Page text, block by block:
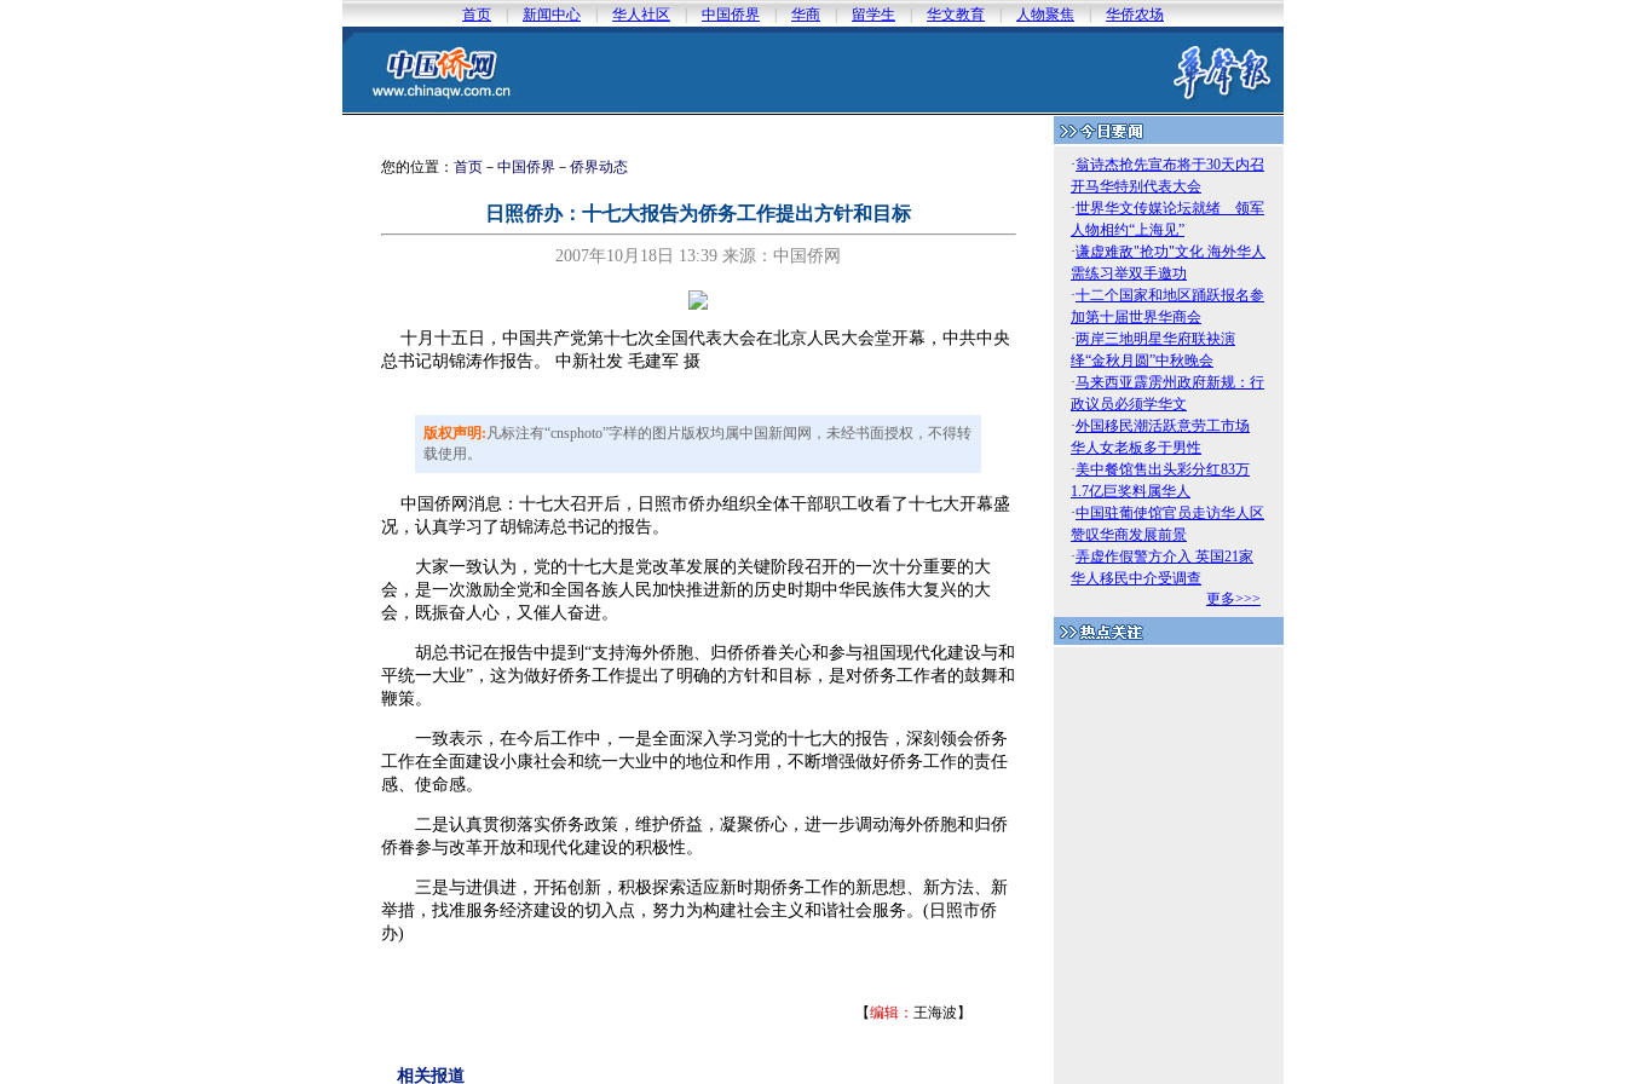
首页|新闻中心|华人社区|中国侨界|华商|留学生|华文教育|人物聚焦|华侨农场
您的位置： 首页－ 中国侨界－ 侨界动态
日照侨办：十七大报告为侨务工作提出方针和目标
2007年10月18日 13:39 来源：中国侨网
十月十五日，中国共产党第十七次全国代表大会在北京人民大会堂开幕，中共中央
总书记胡锦涛作报告。 中新社发 毛建军 摄
版权声明: 凡标注有“cnsphoto”字样的图片版权均属中国新闻网，未经书面授权，不得转
载使用。
中国侨网消息：十七大召开后，日照市侨办组织全体干部职工收看了十七大开幕盛
况，认真学习了胡锦涛总书记的报告。
大家一致认为，党的十七大是党改革发展的关键阶段召开的一次十分重要的大
会，是一次激励全党和全国各族人民加快推进新的历史时期中华民族伟大复兴的大
会，既振奋人心，又催人奋进。
胡总书记在报告中提到“支持海外侨胞、归侨侨眷关心和参与祖国现代化建设与和
平统一大业”，这为做好侨务工作提出了明确的方针和目标，是对侨务工作者的鼓舞和
鞭策。
一致表示，在今后工作中，一是全面深入学习党的十七大的报告，深刻领会侨务
工作在全面建设小康社会和统一大业中的地位和作用，不断增强做好侨务工作的责任
感、使命感。
二是认真贯彻落实侨务政策，维护侨益，凝聚侨心，进一步调动海外侨胞和归侨
侨眷参与改革开放和现代化建设的积极性。
三是与进俱进，开拓创新，积极探索适应新时期侨务工作的新思想、新方法、新
举措，找准服务经济建设的切入点，努力为构建社会主义和谐社会服务。(日照市侨
办)
【编辑： 王海波】
相关报道
·翁诗杰抢先宣布将于30天内召
开马华特别代表大会
·世界华文传媒论坛就绪 领军
人物相约“上海见”
·谦虚难敌"抢功"文化 海外华人
需练习举双手邀功
·十二个国家和地区踊跃报名参
加第十届世界华商会
·两岸三地明星华府联袂演
绎“金秋月圆”中秋晚会
·马来西亚霹雳州政府新规：行
政议员必须学华文
·外国移民潮活跃意劳工市场
华人女老板多于男性
·美中餐馆售出头彩分红83万
1.7亿巨奖料属华人
·中国驻葡使馆官员走访华人区
赞叹华商发展前景
·弄虚作假警方介入 英国21家
华人移民中介受调查
更多>>>